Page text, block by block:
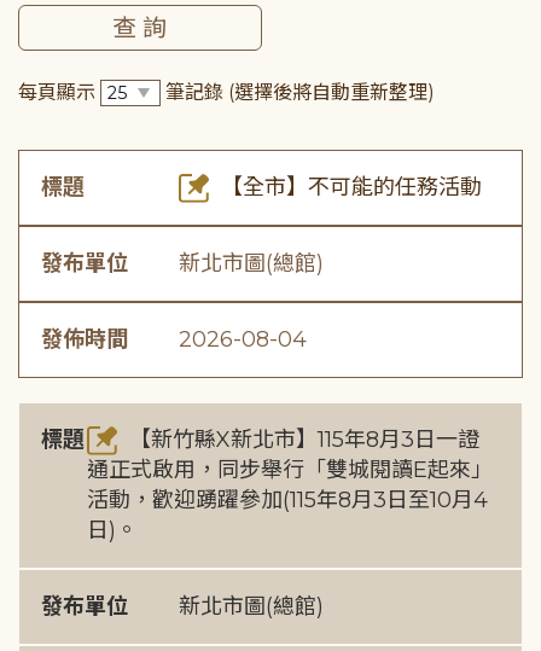
每頁顯示 筆記錄 (選擇後將自動重新整理)
標題 【全市】不可能的任務活動
發布單位 新北市圖(總館)
發佈時間 2026-08-04
標題
【新竹縣X新北市】115年8月3日一證
通正式啟用，同步舉行「雙城閱讀E起來」
活動，歡迎踴躍參加(115年8月3日至10月4
日)。
發布單位 新北市圖(總館)